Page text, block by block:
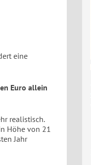
eine
Euro allein
realistisch.
Höhe von 21
Jahr